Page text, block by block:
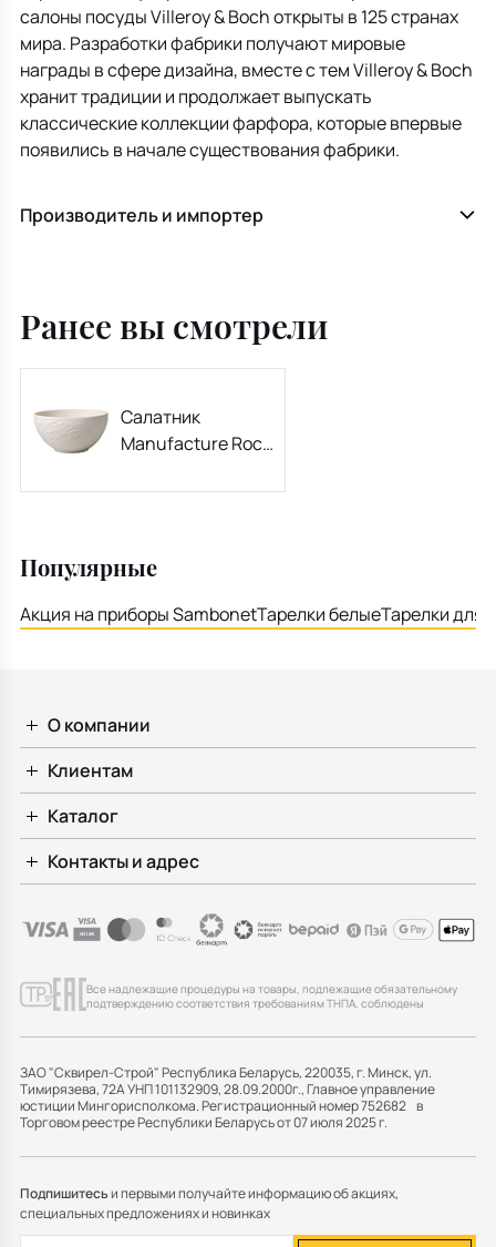
салоны посуды Villeroy & Boch открыты в 125 странах
мира. Разработки фабрики получают мировые
награды в сфере дизайна, вместе с тем Villeroy & Boch
хранит традиции и продолжает выпускать
классические коллекции фарфора, которые впервые
появились в начале существования фабрики.
Производитель и импортер
Ранее вы смотрели
Салатник
Manufacture Rock
Популярные
Акция на приборы SambonetТарелки белыеТарелки для
О компании
Клиентам
Каталог
Контакты и адрес
Все надлежащие процедуры на товары, подлежащие обязательному
подтверждению соответствия требованиям ТНПА, соблюдены
ЗАО "Сквирел-Строй" Республика Беларусь, 220035, г. Минск, ул.
Тимирязева, 72А УНП 101132909, 28.09.2000г., Главное управление
юстиции Мингорисполкома. Регистрационный номер 752682 в
Торговом реестре Республики Беларусь от 07 июля 2025 г.
Подпишитесьи первыми получайте информацию об акциях,
специальных предложениях и новинках